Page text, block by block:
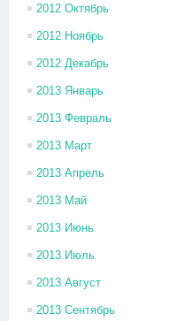
2012 Октябрь
2012 Ноябрь
2012 Декабрь
2013 Январь
2013 Февраль
2013 Март
2013 Апрель
2013 Май
2013 Июнь
2013 Июль
2013 Август
2013 Сентябрь